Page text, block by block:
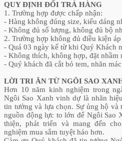
QUY ĐỊNH ĐỔI TRẢ HÀNG
1. Trường hợp được chấp nhận:
- Hàng không đúng size, kiểu dáng
- Không đủ số lượng, không đủ bộ
2. Trường hợp không đủ điều kiện
- Quá 03 ngày kể từ khi Quý Khách
- Không thích, không hợp, đặt nhầm
- Quý khách đã cắt bỏ tem, nhãn
LỜI TRI ÂN TỪ NGÔI SAO
Hơn 10 năm kinh nghiệm trong
Ngôi Sao Xanh vinh dự là nhãn
tin tưởng và lựa chọn. Sự ủng hộ và
nguồn động lực to lớn để Ngôi Sao
thiện, phát triển và mang đến
nghiệm mua sắm tuyệt hảo hơn.